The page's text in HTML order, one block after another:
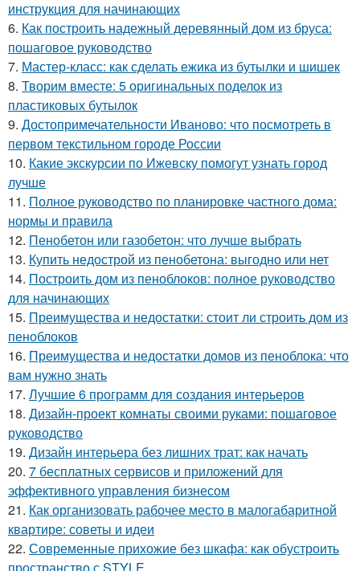
инструкция для начинающих
6. Как построить надежный деревянный дом из бруса:
пошаговое руководство
7. Мастер-класс: как сделать ежика из бутылки и шишек
8. Творим вместе: 5 оригинальных поделок из
пластиковых бутылок
9. Достопримечательности Иваново: что посмотреть в
первом текстильном городе России
10. Какие экскурсии по Ижевску помогут узнать город
лучше
11. Полное руководство по планировке частного дома:
нормы и правила
12. Пенобетон или газобетон: что лучше выбрать
13. Купить недострой из пенобетона: выгодно или нет
14. Построить дом из пеноблоков: полное руководство
для начинающих
15. Преимущества и недостатки: стоит ли строить дом из
пеноблоков
16. Преимущества и недостатки домов из пеноблока: что
вам нужно знать
17. Лучшие 6 программ для создания интерьеров
18. Дизайн-проект комнаты своими руками: пошаговое
руководство
19. Дизайн интерьера без лишних трат: как начать
20. 7 бесплатных сервисов и приложений для
эффективного управления бизнесом
21. Как организовать рабочее место в малогабаритной
квартире: советы и идеи
22. Современные прихожие без шкафа: как обустроить